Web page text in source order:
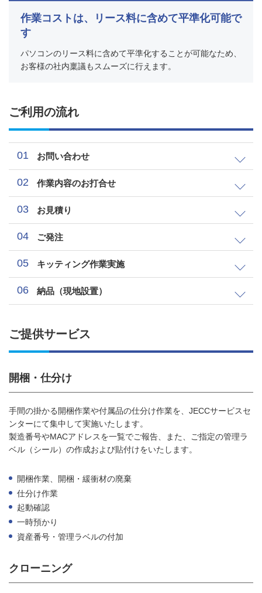
作業コストは、リース料に含めて平準化可能で
す
パソコンのリース料に含めて平準化することが可能なため、
お客様の社内稟議もスムーズに行えます。
ご利用の流れ
01 お問い合わせ
02 作業内容のお打合せ
03 お見積り
04 ご発注
05 キッティング作業実施
06 納品（現地設置）
ご提供サービス
開梱・仕分け
手間の掛かる開梱作業や付属品の仕分け作業を、JECCサービスセ
ンターにて集中して実施いたします。
製造番号やMACアドレスを一覧でご報告、また、ご指定の管理ラ
ベル（シール）の作成および貼付けをいたします。
開梱作業、開梱・緩衝材の廃棄
仕分け作業
起動確認
一時預かり
資産番号・管理ラベルの付加
クローニング